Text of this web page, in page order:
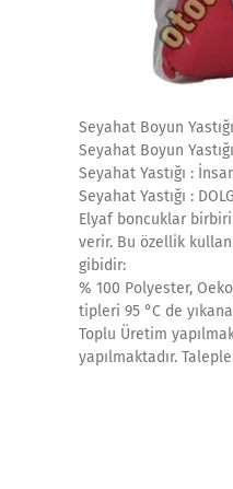
Seyahat Boyun
Seyahat Boyun
Seyahat Yastığı :
Seyahat Yastığı :
Elyaf boncuklar
verir. Bu özellik
gibidir:
% 100 Polyester,
tipleri 95 °C de
Toplu Üretim
yapılmaktadır.